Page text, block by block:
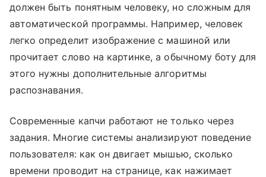
должен быть понятным человеку, но сложным для
автоматической программы. Например, человек
легко определит изображение с машиной или
прочитает слово на картинке, а обычному боту для
этого нужны дополнительные алгоритмы
распознавания.
Современные капчи работают не только через
задания. Многие системы анализируют поведение
пользователя: как он двигает мышью, сколько
времени проводит на странице, как нажимает